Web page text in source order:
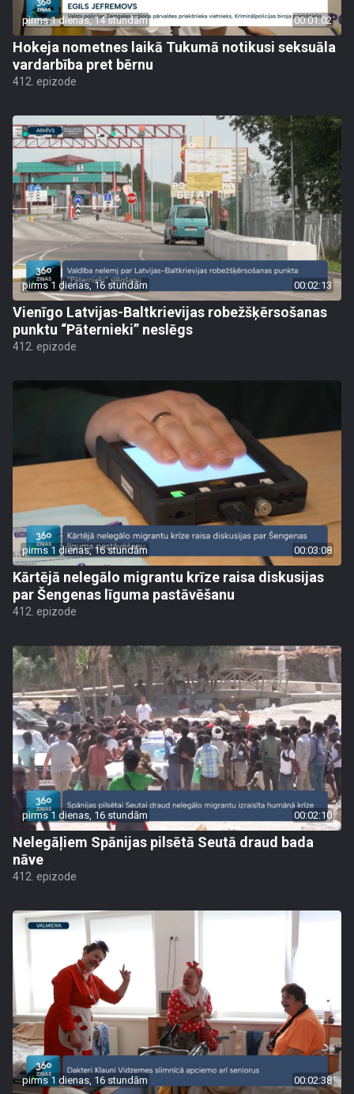
pirms 1 dienas, 14 stundām 00:01:02
Hokeja nometnes laikā Tukumā notikusi seksuāla
vardarbība pret bērnu
412. epizode
pirms 1 dienas, 16 stundām 00:02:13
Vienīgo Latvijas-Baltkrievijas robežšķērsošanas
punktu “Pāternieki” neslēgs
412. epizode
pirms 1 dienas, 16 stundām 00:03:08
Kārtējā nelegālo migrantu krīze raisa diskusijas
par Šengenas līguma pastāvēšanu
412. epizode
pirms 1 dienas, 16 stundām 00:02:10
Nelegāļiem Spānijas pilsētā Seutā draud bada
nāve
412. epizode
pirms 1 dienas, 16 stundām 00:02:38